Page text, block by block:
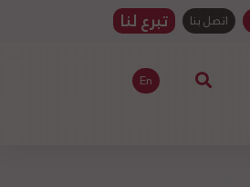
اتصل بنا تبرع لنا
En